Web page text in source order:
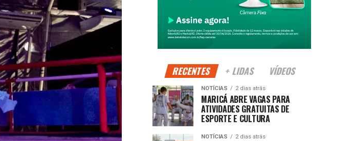
RECENTES + LIDAS VÍDEOS
NOTÍCIAS 2 dias atrás
MARICÁ ABRE VAGAS PARA
ATIVIDADES GRATUITAS DE
ESPORTE E CULTURA
NOTÍCIAS 2 dias atrás